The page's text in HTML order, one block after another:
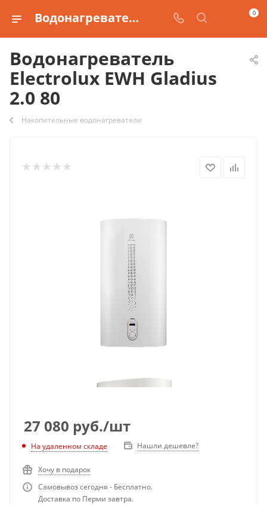
Водонагреватель Electrolux EWH Gladius 2.0 80 0
Водонагреватель
Electrolux EWH Gladius
2.0 80
Накопительные водонагреватели
27 080 руб./шт
На удаленном складе Нашли дешевле?
Хочу в подарок
Самовывоз сегодня - Бесплатно.
Доставка по Перми завтра.